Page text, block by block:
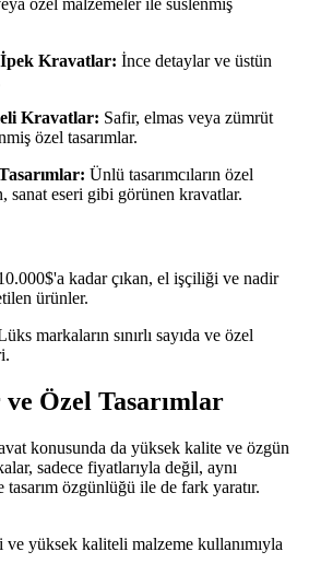
özel malzemeler ile süslenmiş
İpek Kravatlar: İnce detaylar ve üstün
Kravatlar: Safir, elmas veya zümrüt
özel tasarımlar.
Ünlü tasarımcıların özel
sanat eseri gibi görünen kravatlar.
kadar çıkan, el işçiliği ve nadir
ürünler.
markaların sınırlı sayıda ve özel
Özel Tasarımlar
konusunda da yüksek kalite ve özgün
sadece fiyatlarıyla değil, aynı
özgünlüğü ile de fark yaratır.
yüksek kaliteli malzeme kullanımıyla